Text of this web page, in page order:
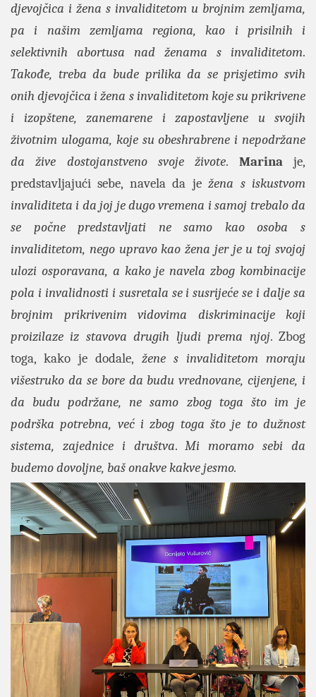
djevojčica i žena s invaliditetom u brojnim zemljama,
pa i našim zemljama regiona, kao i prisilnih i
selektivnih abortusa nad ženama s invaliditetom.
Takođe, treba da bude prilika da se prisjetimo svih
onih djevojčica i žena s invaliditetom koje su prikrivene
i izopštene, zanemarene i zapostavljene u svojih
životnim ulogama, koje su obeshrabrene i nepodržane
da žive dostojanstveno svoje živote. Marinaje,
predstavljajući sebe, navela da ježena s iskustvom
invaliditeta i da joj je dugo vremena i samoj trebalo da
se počne predstavljati ne samo kao osoba s
invaliditetom, nego upravo kao žena jer je u toj svojoj
ulozi osporavana, a kako je navela zbog kombinacije
pola i invalidnosti i susretala se i susrijeće se i dalje sa
brojnim prikrivenim vidovima diskriminacije koji
proizilaze iz stavova drugih ljudi prema njoj. Zbog
toga, kako je dodale, žene s invaliditetom moraju
višestruko da se bore da budu vrednovane, cijenjene, i
da budu podržane, ne samo zbog toga što im je
podrška potrebna, već i zbog toga što je to dužnost
sistema, zajednice i društva.Mi moramo sebi da
budemo dovoljne, baš onakve kakve jesmo.